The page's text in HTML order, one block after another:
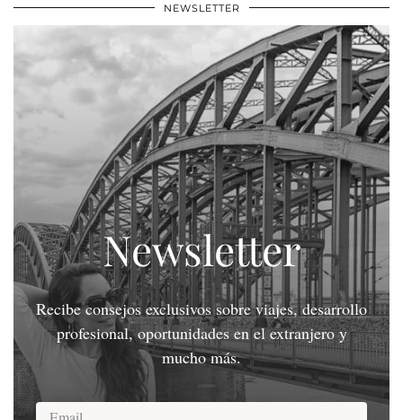
NEWSLETTER
Newsletter
Recibe consejos exclusivos sobre viajes, desarrollo
profesional, oportunidades en el extranjero y
mucho más.